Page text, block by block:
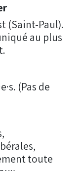
(Saint-Paul).
au plus
(Pas de
toute